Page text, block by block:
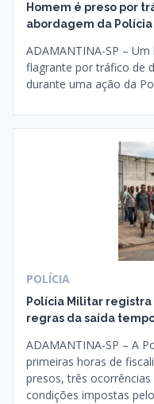
Homem é preso por
abordagem da
ADAMANTINA-SP –
flagrante por tráfico de
durante uma ação da
POLÍCIA
Polícia Militar
regras da saída
ADAMANTINA-SP – A
primeiras horas de
presos, três
condições impostas